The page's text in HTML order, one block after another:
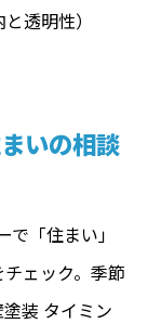
透明性）
いの相談
「住まい」
ェック。季節
装 タイミン